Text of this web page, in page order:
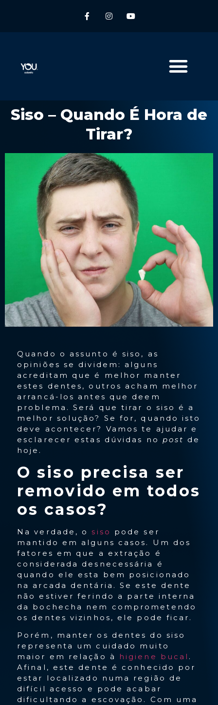
Siso – Quando É Hora de
Tirar?
Quando o assunto é siso, as
opiniões se dividem: alguns
acreditam que é melhor manter
estes dentes, outros acham melhor
arrancá-los antes que deem
problema. Será que tirar o siso é a
melhor solução? Se for, quando isto
deve acontecer? Vamos te ajudar e
esclarecer estas dúvidas no post de
hoje.
O siso precisa ser
removido em todos
os casos?
Na verdade, osiso
pode ser
mantido em alguns casos. Um dos
fatores em que a extração é
considerada desnecessária é
quando ele esta bem posicionado
na arcada dentária. Se este dente
não estiver ferindo a parte interna
da bochecha nem comprometendo
os dentes vizinhos, ele pode ficar.
Porém, manter os dentes do siso
representa um cuidado muito
maior em relação à higiene bucal .
Afinal, este dente é conhecido por
estar localizado numa região de
difícil acesso e pode acabar
dificultando a escovação. Com uma